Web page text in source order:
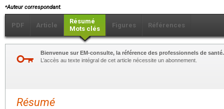
⁎Auteur correspondant.
PDF Article
Résumé
Mots clés
Figures Références
Bienvenue sur EM-consulte, la référence des professionnels de santé.
L’accès au texte intégral de cet article nécessite un abonnement.
Résumé